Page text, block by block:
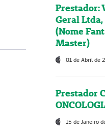
Prestador:
Geral
(Nome
Master)
01 de Abril de
Prestador
15 de Janeiro